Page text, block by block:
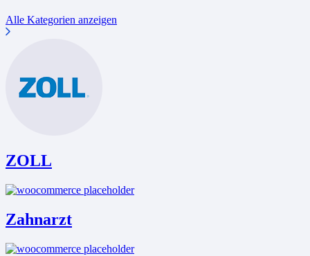
Alle Kategorien anzeigen
ZOLL
Zahnarzt